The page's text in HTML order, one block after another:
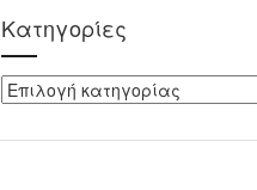
Kατηγορίες
Kατηγορίες